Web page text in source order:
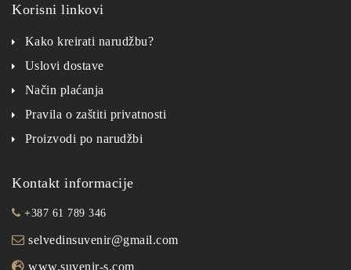
Korisni linkovi
Kako kreirati narudžbu?
Uslovi dostave
Način plaćanja
Pravila o zaštiti privatnosti
Proizvodi po narudžbi
Kontakt informacije
+387 61 789 346
selvedinsuvenir@gmail.com
www.suvenir-s.com